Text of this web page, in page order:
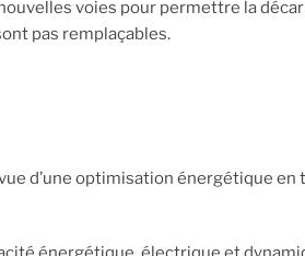
voies pour permettre la
pas remplaçables.
d’une optimisation énergétique